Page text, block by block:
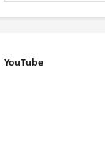
YouTube